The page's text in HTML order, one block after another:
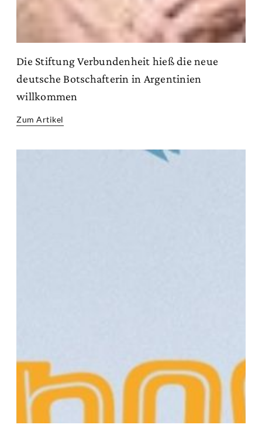
Die Stiftung Verbundenheit hieß die neue
deutsche Botschafterin in Argentinien
willkommen
Zum Artikel